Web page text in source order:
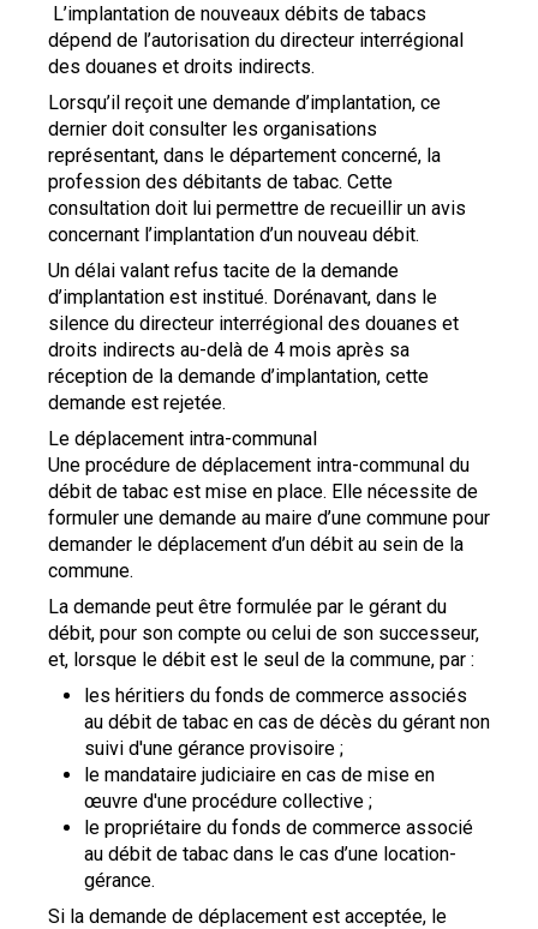
L’implantation de nouveaux débits de tabacs
dépend de l’autorisation du directeur interrégional
des douanes et droits indirects.
Lorsqu’il reçoit une demande d’implantation, ce
dernier doit consulter les organisations
représentant, dans le département concerné, la
profession des débitants de tabac. Cette
consultation doit lui permettre de recueillir un avis
concernant l’implantation d’un nouveau débit.
Un délai valant refus tacite de la demande
d’implantation est institué. Dorénavant, dans le
silence du directeur interrégional des douanes et
droits indirects au-delà de 4 mois après sa
réception de la demande d’implantation, cette
demande est rejetée.
Le déplacement intra-communal
Une procédure de déplacement intra-communal du
débit de tabac est mise en place. Elle nécessite de
formuler une demande au maire d’une commune pour
demander le déplacement d’un débit au sein de la
commune.
La demande peut être formulée par le gérant du
débit, pour son compte ou celui de son successeur,
et, lorsque le débit est le seul de la commune, par :
les héritiers du fonds de commerce associés
au débit de tabac en cas de décès du gérant non
suivi d'une gérance provisoire ;
le mandataire judiciaire en cas de mise en
œuvre d'une procédure collective ;
le propriétaire du fonds de commerce associé
au débit de tabac dans le cas d’une location-
gérance.
Si la demande de déplacement est acceptée, le